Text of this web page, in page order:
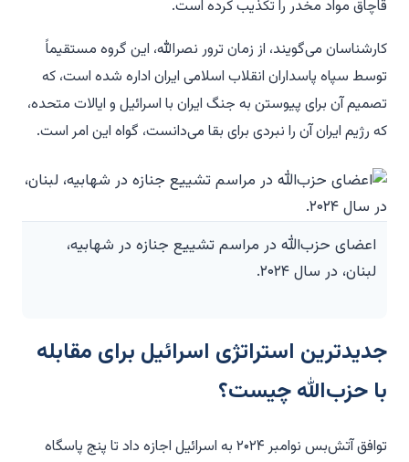
قاچاق مواد مخدر را تکذیب کرده است.
کارشناسان می‌گویند، از زمان ترور نصرالله، این گروه مستقیماً
توسط سپاه پاسداران انقلاب اسلامی ایران اداره شده است، که
تصمیم آن برای پیوستن به جنگ ایران با اسرائیل و ایالات متحده،
که رژیم ایران آن را نبردی برای بقا می‌دانست، گواه این امر است.
اعضای حزب‌الله در مراسم تشییع جنازه در شهابیه،
لبنان، در سال ۲۰۲۴.
جدیدترین استراتژی اسرائیل برای مقابله
با حزب‌الله چیست؟
توافق آتش‌بس نوامبر ۲۰۲۴ به اسرائیل اجازه داد تا پنج پاسگاه